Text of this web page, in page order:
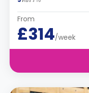
From
£314/week